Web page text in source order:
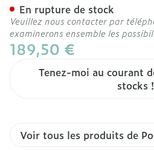
189,50 €
Tenez-moi au courant
stocks !
En rupture de stock
Veuillez nous contacter par
examinerons ensemble les
Voir tous les produits de